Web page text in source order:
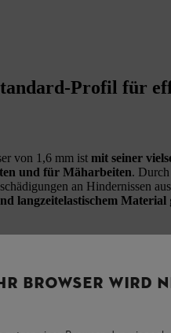
Profil für
von 1,6 mm ist mit seiner
und für Mäharbeiten.
an Hindernissen
langzeitelastischem Material
Mähköpfen mit Ausnahme
BROWSER WIRD